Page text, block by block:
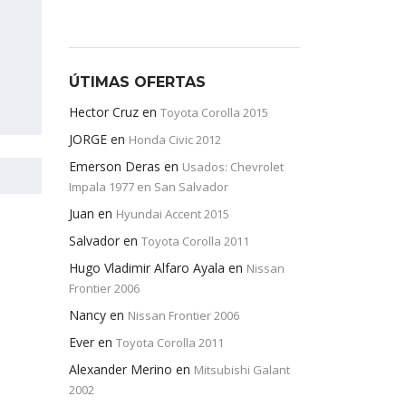
ÚTIMAS OFERTAS
Hector Cruz en Toyota Corolla 2015
JORGE en Honda Civic 2012
Emerson Deras en Usados: Chevrolet
Impala 1977 en San Salvador
Juan en Hyundai Accent 2015
Salvador en Toyota Corolla 2011
Hugo Vladimir Alfaro Ayala en Nissan
Frontier 2006
Nancy en Nissan Frontier 2006
Ever en Toyota Corolla 2011
Alexander Merino en Mitsubishi Galant
2002